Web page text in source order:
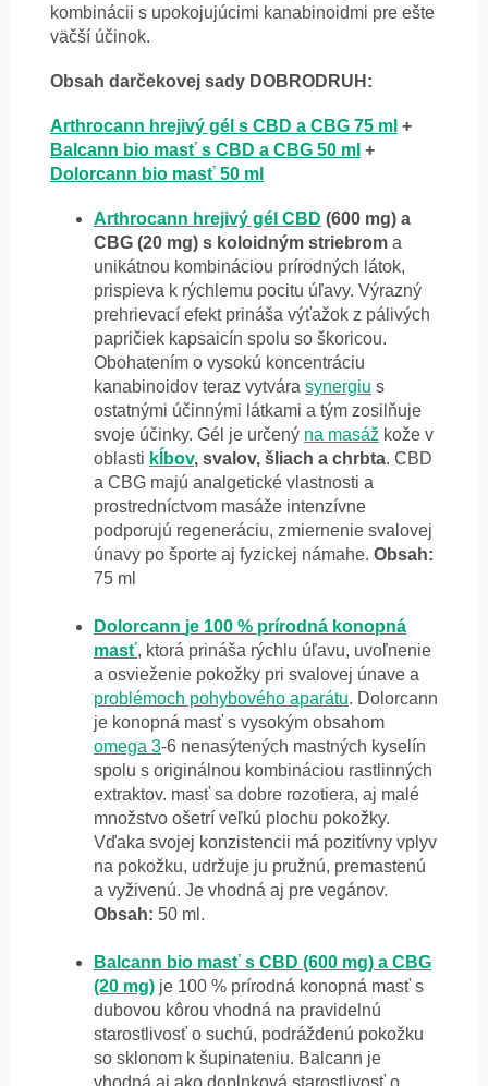
kombinácii s upokojujúcimi kanabinoidmi pre ešte
väčší účinok.
Obsah darčekovej sady DOBRODRUH:
Arthrocann hrejivý gél s CBD a CBG 75 ml +
Balcann bio masť s CBD a CBG 50 ml +
Dolorcann bio masť 50 ml
Arthrocann hrejivý gél CBD (600 mg) a
CBG (20 mg) s koloidným striebrom a
unikátnou kombináciou prírodných látok,
prispieva k rýchlemu pocitu úľavy. Výrazný
prehrievací efekt prináša výťažok z pálivých
papričiek kapsaicín spolu so škoricou.
Obohatením o vysokú koncentráciu
kanabinoidov teraz vytvára synergiu s
ostatnými účinnými látkami a tým zosilňuje
svoje účinky. Gél je určený na masáž kože v
oblasti kĺbov, svalov, šliach a chrbta. CBD
a CBG majú analgetické vlastnosti a
prostredníctvom masáže intenzívne
podporujú regeneráciu, zmiernenie svalovej
únavy po športe aj fyzickej námahe. Obsah:
75 ml
Dolorcann je 100 % prírodná konopná
masť, ktorá prináša rýchlu úľavu, uvoľnenie
a osvieženie pokožky pri svalovej únave a
problémoch pohybového aparátu. Dolorcann
je konopná masť s vysokým obsahom
omega 3-6 nenasýtených mastných kyselín
spolu s originálnou kombináciou rastlinných
extraktov. masť sa dobre rozotiera, aj malé
množstvo ošetrí veľkú plochu pokožky.
Vďaka svojej konzistencii má pozitívny vplyv
na pokožku, udržuje ju pružnú, premastenú
a vyživenú. Je vhodná aj pre vegánov.
Obsah: 50 ml.
Balcann bio masť s CBD (600 mg) a CBG
(20 mg) je 100 % prírodná konopná masť s
dubovou kôrou vhodná na pravidelnú
starostlivosť o suchú, podráždenú pokožku
so sklonom k šupinateniu. Balcann je